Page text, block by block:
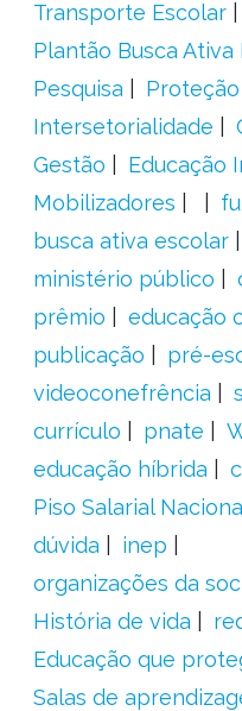
Transporte Escolar
Plantão Busca Ativa
Pesquisa
Proteção
Intersetorialidade
Gestão
Educação
Mobilizadores
busca ativa escolar
ministério público
prêmio
educação
publicação
pré-
videoconefrência
currículo
pnate
educação híbrida
Piso Salarial
dúvida
inep
organizações da
História de vida
Educação que
Salas de